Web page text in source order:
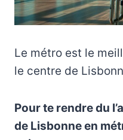
Le métro est le
le centre de
Pour te rendre du
de Lisbonne en